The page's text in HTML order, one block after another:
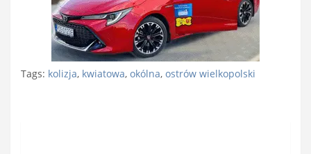
Tags: kolizja, kwiatowa, okólna, ostrów wielkopolski